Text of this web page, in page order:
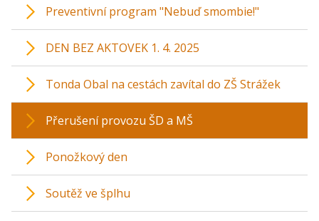
Preventivní program "Nebuď smombie!"
DEN BEZ AKTOVEK 1. 4. 2025
Tonda Obal na cestách zavítal do ZŠ Strážek
Přerušení provozu ŠD a MŠ
Ponožkový den
Soutěž ve šplhu